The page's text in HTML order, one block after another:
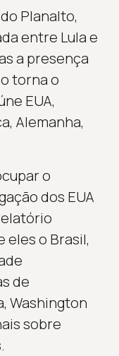
Planalto,
entre Lula e
a presença
torna o
EUA,
Alemanha,
o
dos EUA
eles o Brasil,
de
Washington
sobre